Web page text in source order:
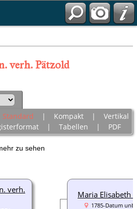
verh. Pätzold
Standard | Kompakt| Vertikal
| Tabellen | PDF
zu sehen
Maria Elisabeth
1785-Datum
verh.